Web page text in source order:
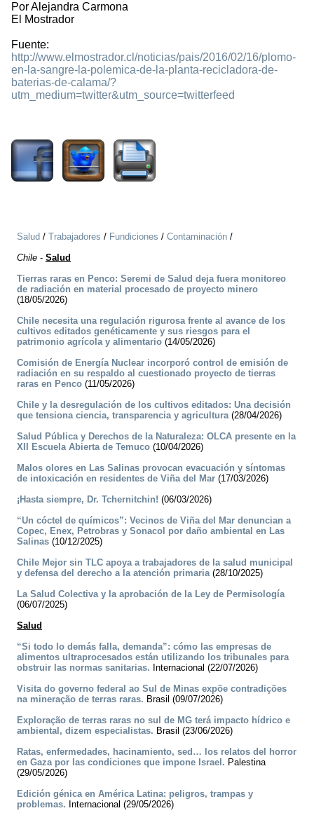
Por Alejandra Carmona
El Mostrador
Fuente:
http://www.elmostrador.cl/noticias/pais/2016/02/16/plomo-
en-la-sangre-la-polemica-de-la-planta-recicladora-de-
baterias-de-calama/?
utm_medium=twitter&utm_source=twitterfeed
Salud / Trabajadores / Fundiciones / Contaminación /
Chile - Salud
Tierras raras en Penco: Seremi de Salud deja fuera monitoreo
de radiación en material procesado de proyecto minero
(18/05/2026)
Chile necesita una regulación rigurosa frente al avance de los
cultivos editados genéticamente y sus riesgos para el
patrimonio agrícola y alimentario (14/05/2026)
Comisión de Energía Nuclear incorporó control de emisión de
radiación en su respaldo al cuestionado proyecto de tierras
raras en Penco (11/05/2026)
Chile y la desregulación de los cultivos editados: Una decisión
que tensiona ciencia, transparencia y agricultura(28/04/2026)
Salud Pública y Derechos de la Naturaleza: OLCA presente en la
XII Escuela Abierta de Temuco (10/04/2026)
Malos olores en Las Salinas provocan evacuación y síntomas
de intoxicación en residentes de Viña del Mar (17/03/2026)
¡Hasta siempre, Dr. Tchernitchin! (06/03/2026)
“Un cóctel de químicos”: Vecinos de Viña del Mar denuncian a
Copec, Enex, Petrobras y Sonacol por daño ambiental en Las
Salinas (10/12/2025)
Chile Mejor sin TLC apoya a trabajadores de la salud municipal
y defensa del derecho a la atención primaria(28/10/2025)
La Salud Colectiva y la aprobación de la Ley de Permisología
(06/07/2025)
Salud
“Si todo lo demás falla, demanda”: cómo las empresas de
alimentos ultraprocesados están utilizando los tribunales para
obstruir las normas sanitarias. Internacional (22/07/2026)
Visita do governo federal ao Sul de Minas expõe contradições
na mineração de terras raras. Brasil (09/07/2026)
Exploração de terras raras no sul de MG terá impacto hídrico e
ambiental, dizem especialistas. Brasil (23/06/2026)
Ratas, enfermedades, hacinamiento, sed… los relatos del horror
en Gaza por las condiciones que impone Israel. Palestina
(29/05/2026)
Edición génica en América Latina: peligros, trampas y
problemas. Internacional (29/05/2026)